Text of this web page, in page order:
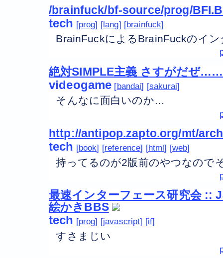
/brainfuck/bf-source/prog/
tech prog lang brainfuck
BrainFuckによるBrainFuckのイ
絶対SIMPLE主義 さすがだぜ
videogame bandai sakurai
そんなに面白いのか…
http://antipop.zapto.org/mt/
tech book reference html web
持ってるのが2版前のやつなので
最速インターフェース研究会 ::
絵かきBBS
tech prog javascript if
すさまじい